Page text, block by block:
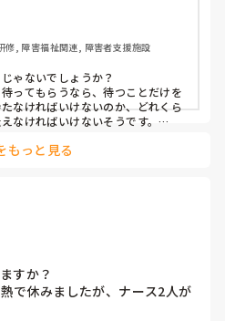
修, 障害福祉関連, 障害者支援施設
ゃないでしょうか？
ってもらうなら、待つことだけを
なければいけないのか、どれくら
なければいけないそうです。
もっと見る
すか？
で休みましたが、ナース2人が
ら休まない。甘えよね」等、会